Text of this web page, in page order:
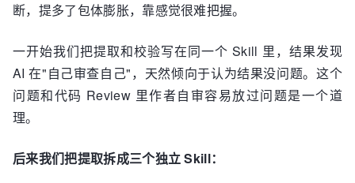
断，提多了包体膨胀，靠感觉很难把握。
一开始我们把提取和校验写在同一个 Skill 里，结果发现
AI 在"自己审查自己"，天然倾向于认为结果没问题。这个
问题和代码 Review 里作者自审容易放过问题是一个道
理。
后来我们把提取拆成三个独立 Skill：